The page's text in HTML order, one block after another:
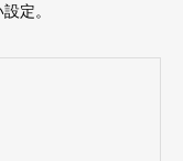
定。